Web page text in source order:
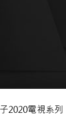
2020電視系列